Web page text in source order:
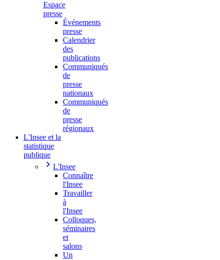
Espace
presse
Événements
presse
Calendrier
des
publications
Communiqués
de
presse
nationaux
Communiqués
de
presse
régionaux
L'Insee et la
statistique
publique
L'Insee
Connaître
l'Insee
Travailler
à
l'Insee
Colloques,
séminaires
et
salons
Un